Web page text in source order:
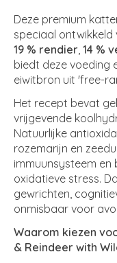
Deze premium
speciaal ontwikkeld
19 % rendier, 14 %
biedt deze voeding
eiwitbron uit 'free-
Het recept bevat
vrijgevende
Natuurlijke
rozemarijn en
immuunsysteem en
oxidatieve stress.
gewrichten,
onmisbaar voor
Waarom kiezen
& Reindeer with